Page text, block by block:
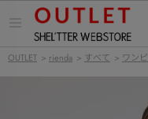
ー
OUTLET > rienda > すべて > ワン